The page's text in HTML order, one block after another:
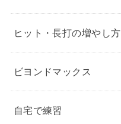
ヒット・長打の増やし方
ビヨンドマックス
自宅で練習